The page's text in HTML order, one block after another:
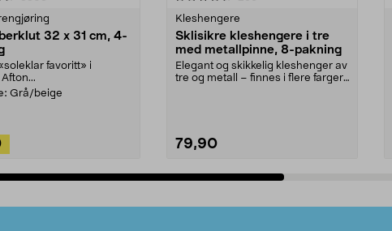
32 x 31 cm, 4-
favoritt» i
Grå/beige
Kleshengere
Sklisikre kleshengere i tre
med metallpinne, 8-pakning
Elegant og skikkelig kleshenger av
tre og metall – finnes i flere farger.
79,90